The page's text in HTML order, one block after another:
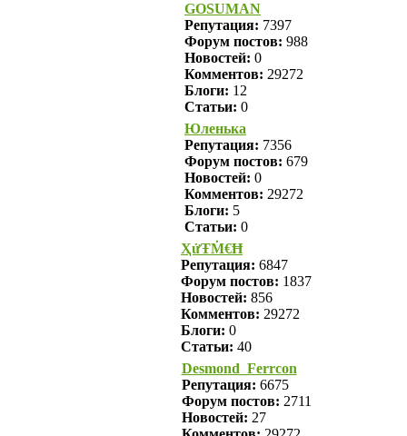
GOSUMAN
Репутация: 7397
Форум постов: 988
Новостей: 0
Комментов: 29272
Блоги: 12
Статьи: 0
Юленька
Репутация: 7356
Форум постов: 679
Новостей: 0
Комментов: 29272
Блоги: 5
Статьи: 0
ҲửŦṀ€Ħ
Репутация: 6847
Форум постов: 1837
Новостей: 856
Комментов: 29272
Блоги: 0
Статьи: 40
Desmond_Ferrcon
Репутация: 6675
Форум постов: 2711
Новостей: 27